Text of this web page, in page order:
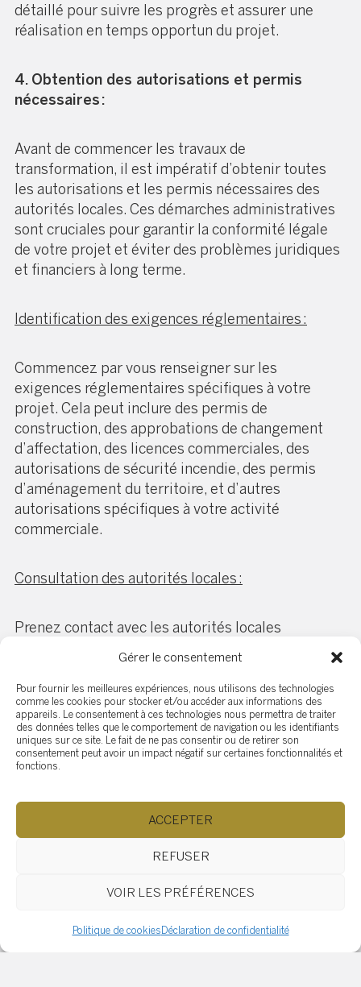
Gérer le consentement
Pour fournir les meilleures expériences, nous utilisons des technologies
comme les cookies pour stocker et/ou accéder aux informations des
appareils. Le consentement à ces technologies nous permettra de traiter
des données telles que le comportement de navigation ou les identifiants
uniques sur ce site. Le fait de ne pas consentir ou de retirer son
consentement peut avoir un impact négatif sur certaines fonctionnalités et
fonctions.
ACCEPTER
REFUSER
VOIR LES PRÉFÉRENCES
Politique de cookies Déclaration de confidentialité
détaillé pour suivre les progrès et assurer une
réalisation en temps opportun du projet.
4. Obtention des autorisations et permis
nécessaires :
Avant de commencer les travaux de
transformation, il est impératif d’obtenir toutes
les autorisations et les permis nécessaires des
autorités locales. Ces démarches administratives
sont cruciales pour garantir la conformité légale
de votre projet et éviter des problèmes juridiques
et financiers à long terme.
Identification des exigences réglementaires :
Commencez par vous renseigner sur les
exigences réglementaires spécifiques à votre
projet. Cela peut inclure des permis de
construction, des approbations de changement
d’affectation, des licences commerciales, des
autorisations de sécurité incendie, des permis
d’aménagement du territoire, et d’autres
autorisations spécifiques à votre activité
commerciale.
Consultation des autorités locales :
Prenez contact avec les autorités locales
compétentes, telles que les services d’urbanisme,
les services de sécurité incendie, et les bureaux de
zonage, pour obtenir des informations détaillées
sur les exigences et les démarches à suivre pour
obtenir les autorisations nécessaires. Ils pourront
vous guider à travers le processus et répondre à
toutes vos questions.
Préparation et soumission de la documentation :
Préparez soigneusement toute la documentation
requise, y compris les plans d’aménagement, les
attestations d’assurance, et tout autre document